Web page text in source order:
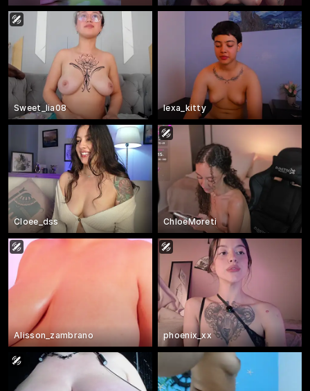
Sweet_lia08 lexa_kitty
Cloee_dss ChloeMoreti
Alisson_zambrano phoenix_xx